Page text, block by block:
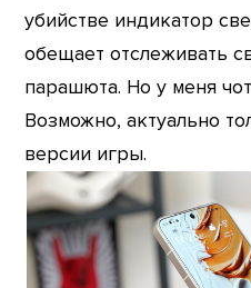
убийстве индикатор
обещает отслеживать
парашюта. Но у меня
Возможно, актуально
версии игры.